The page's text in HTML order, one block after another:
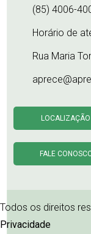
(85) 4006-
Horário de
Rua Maria
LOCALIZAÇÃO
FALE
Todos os direitos
Privacidade